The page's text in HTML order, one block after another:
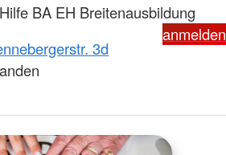
BA EH Breitenausbildung
anmelden
3d